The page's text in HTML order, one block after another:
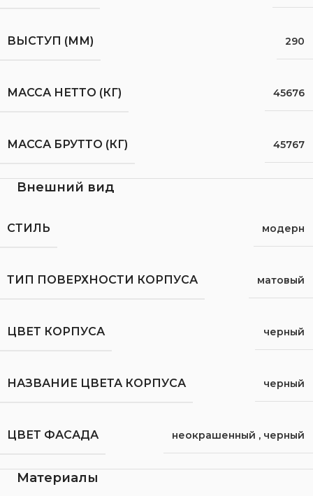
ВЫСТУП (ММ) 290
МАССА НЕТТО (КГ) 45676
МАССА БРУТТО (КГ) 45767
Внешний вид
СТИЛЬ модерн
ТИП ПОВЕРХНОСТИ КОРПУСА матовый
ЦВЕТ КОРПУСА черный
НАЗВАНИЕ ЦВЕТА КОРПУСА черный
ЦВЕТ ФАСАДА неокрашенный , черный
Материалы